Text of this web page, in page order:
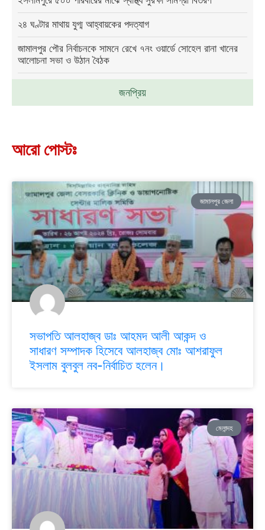
জনপ্রিয়
২৪ ঘণ্টার মাথায় যুগ্ম আহ্বায়কের পদত্যাগ
জামালপুর পৌর নির্বাচনকে সামনে রেখে ৭নং ওয়ার্ডে সোহেল রানা খানের
আলোচনা সভা ও উঠান বৈঠক
আরো পোস্টঃ
জামালপুর জেলা
সভাপতি আলহাজ্ব ডাঃ আহমদ আলী আকন্দ ও
সাধারণ সম্পাদক হিসেবে আলহাজ্ব মোঃ আশরাফুল
ইসলাম বুলবুল নব-নির্বাচিত হলেন।
মেলান্দহ